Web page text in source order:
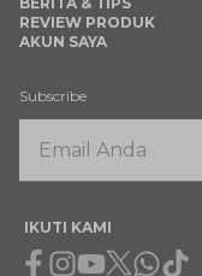
REVIEW PRODUK
AKUN SAYA
Subscribe
IKUTI KAMI
Facebook
Instagram
Youtube
X